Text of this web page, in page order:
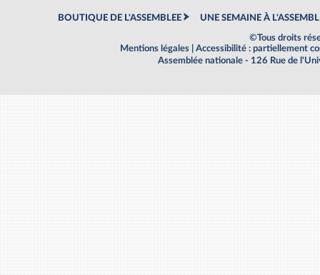
BOUTIQUE DE L'ASSEMBLEE UNE SEMAINE À
©Tous droits
Mentions légales
Accessibilité : partiellement
Assemblée nationale - 126 Rue de